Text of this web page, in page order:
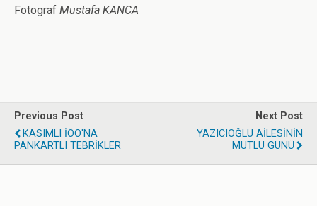
Fotograf Mustafa KANCA
Previous Post
KASIMLI İÖO'NA
PANKARTLI TEBRİKLER
Next Post
YAZICIOĞLU AİLESİNİN
MUTLU GÜNÜ